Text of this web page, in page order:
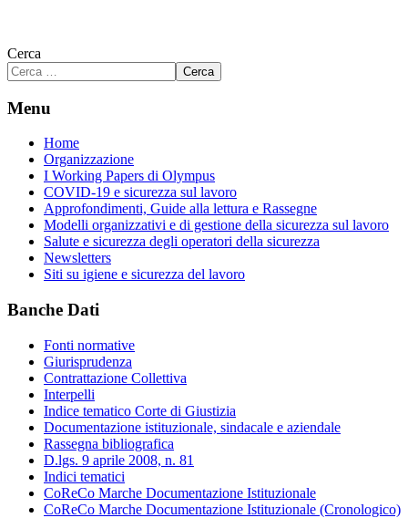
Cerca
Cerca
Menu
Home
Organizzazione
I Working Papers di Olympus
COVID-19 e sicurezza sul lavoro
Approfondimenti, Guide alla lettura e Rassegne
Modelli organizzativi e di gestione della sicurezza sul lavoro
Salute e sicurezza degli operatori della sicurezza
Newsletters
Siti su igiene e sicurezza del lavoro
Banche Dati
Fonti normative
Giurisprudenza
Contrattazione Collettiva
Interpelli
Indice tematico Corte di Giustizia
Documentazione istituzionale, sindacale e aziendale
Rassegna bibliografica
D.lgs. 9 aprile 2008, n. 81
Indici tematici
CoReCo Marche Documentazione Istituzionale
CoReCo Marche Documentazione Istituzionale (Cronologico)